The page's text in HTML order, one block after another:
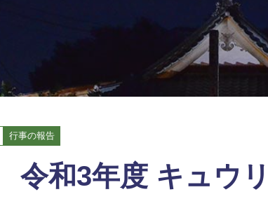
行事の報告
令和3年度 キュウ